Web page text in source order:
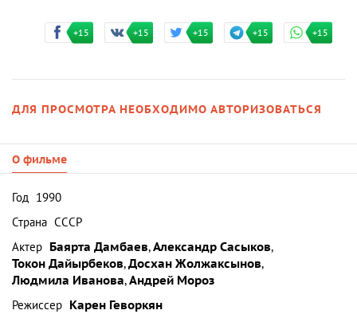
+15 +15 +15 +15 +15
ДЛЯ ПРОСМОТРА НЕОБХОДИМО АВТОРИЗОВАТЬСЯ
О фильме
Год 1990
Страна СССР
Актер Баярта Дамбаев,Александр Сасыков,
Токон Дайырбеков,Досхан Жолжаксынов,
Людмила Иванова,Андрей Мороз
Режиссер Карен Геворкян